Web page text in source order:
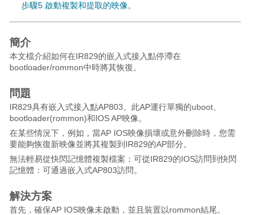
步驟5.啟動複製和提取的映像。
簡介
本文檔介紹如何在IR829的嵌入式接入點停滯在
bootloader/rommon中時將其恢復。
問題
IR829具有嵌入式接入點AP803。此AP運行單獨的uboot、
bootloader(rommon)和IOS AP映像。
在某些情況下，例如，當AP IOS映像損壞或意外刪除時，您需
要能夠恢復新映像並將其複製到IR829的AP部分。
無法輕易從快閃記憶體複製檔案：可從IR829的IOS訪問到快閃
記憶體：可通過嵌入式AP803訪問。
解決方案
首先，確保AP IOS映像未啟動，並且裝置以rommon結尾。